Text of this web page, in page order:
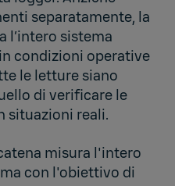
separatamente, la
l’intero sistema
condizioni operative
le letture siano
di verificare le
situazioni reali.
misura l'intero
con l'obiettivo di